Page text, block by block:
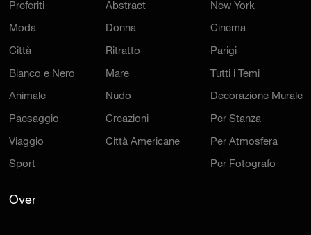
Preferiti
Moda
Città
Bianco e Nero
Animale
Paesaggio
Viaggio
Sport
Abstract
Donna
Ritratto
Mare
Nudo
Creazioni
Città Americane
New York
Cinema
Parigi
Tutti i Temi
Decorazione Murale
Per Stanza
Per Atmosfera
Per Fotografo
Over